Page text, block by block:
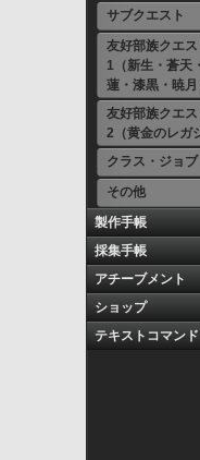
サブクエスト
友好部族クエス
1（新生・蒼天
蓮・漆黒・暁月
友好部族クエス
2（黄金のレガ
クラス・ジョブ
その他
製作手帳
採集手帳
アチーブメント
ショップ
テキストコマンド